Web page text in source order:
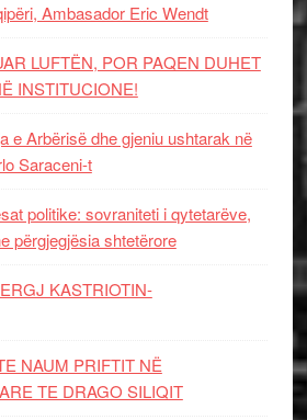
Ambasador Eric Wendt
LUFTËN, POR PAQEN DUHET
INSTITUCIONE!
e Arbërisë dhe gjeniu ushtarak në
Saraceni-t
politike: sovraniteti i qytetarëve,
përgjegjësia shtetërore
KASTRIOTIN-
NAUM PRIFTIT NË
TE DRAGO SILIQIT